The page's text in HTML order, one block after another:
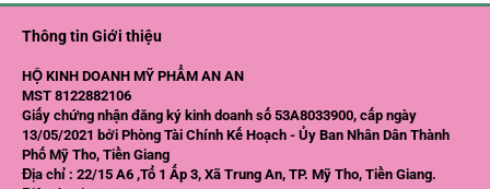
Thông tin Giới thiệu
HỘ KINH DOANH MỸ PHẨM AN AN
MST 8122882106
Giấy chứng nhận đăng ký kinh doanh số 53A8033900, cấp ngày
13/05/2021 bởi Phòng Tài Chính Kế Hoạch - Ủy Ban Nhân Dân Thành
Phố Mỹ Tho, Tiền Giang
Địa chỉ : 22/15 A6 ,Tổ 1 Ấp 3, Xã Trung An, TP. Mỹ Tho, Tiền Giang.